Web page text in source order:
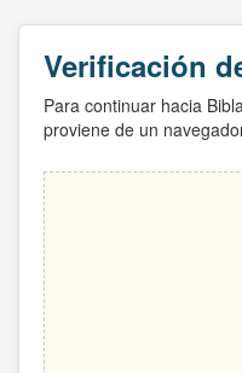
Verificación
Para continuar hacia
proviene de un